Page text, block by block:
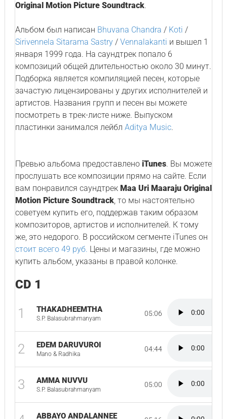
Original Motion Picture Soundtrack.
Альбом был написан Bhuvana Chandra / Koti /
Sirivennela Sitarama Sastry/ Vennalakanti и вышел 1
января 1999 года. На саундтрек попало 6
композиций общей длительностью около 30 минут.
Подборка является компиляцией песен, которые
зачастую лицензированы у других исполнителей и
артистов. Названия групп и песен вы можете
посмотреть в трек-листе ниже. Выпуском
пластинки занимался лейбл Aditya Music.
Превью альбома предоставлено iTunes. Вы можете
прослушать все композиции прямо на сайте. Если
вам понравился саундтрек Maa Uri Maaraju Original
Motion Picture Soundtrack, то мы настоятельно
советуем купить его, поддержав таким образом
композиторов, артистов и исполнителей. К тому
же, это недорого. В российском сегменте iTunes он
стоит всего 49 руб. Цены и магазины, где можно
купить альбом, указаны в правой колонке.
CD 1
1 THAKADHEEMTHA
S.P. Balasubrahmanyam
05:06
2 EDEM DARUVUROI
Mano & Radhika
04:44
3 AMMA NUVVU
S.P. Balasubrahmanyam
05:00
ABBAYO ANDALANNEE